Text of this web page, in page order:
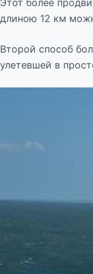
длиною 12 км
Второй способ
улетевшей в